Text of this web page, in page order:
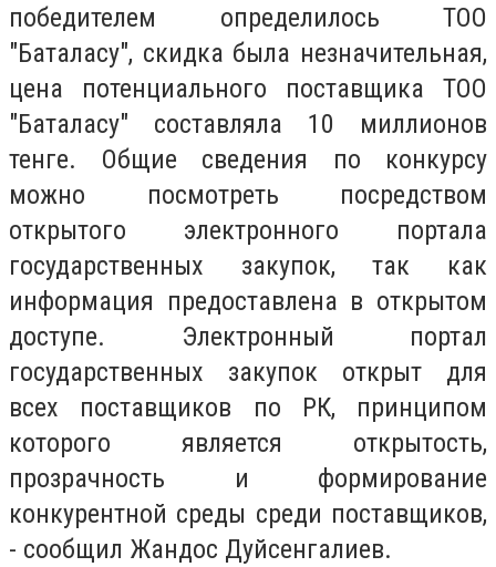
победителем определилось ТОО
"Баталасу", скидка была незначительная,
цена потенциального поставщика ТОО
"Баталасу" составляла 10 миллионов
тенге. Общие сведения по конкурсу
можно посмотреть посредством
открытого электронного портала
государственных закупок, так как
информация предоставлена в открытом
доступе. Электронный портал
государственных закупок открыт для
всех поставщиков по РК, принципом
которого является открытость,
прозрачность и формирование
конкурентной среды среди поставщиков,
- сообщил Жандос Дуйсенгалиев.